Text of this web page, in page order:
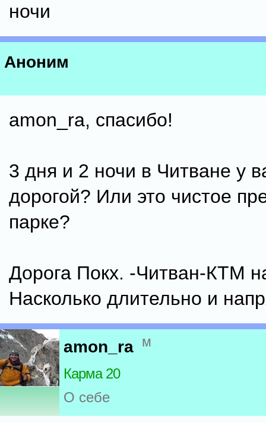
ночи
Аноним
amon_ra, спасибо!
3 дня и 2 ночи в Читване у
дорогой? Или это чистое
парке?
Дорога Покх. -Читван-КТМ
Насколько длительно и
amon_ra м
Карма 20
О себе